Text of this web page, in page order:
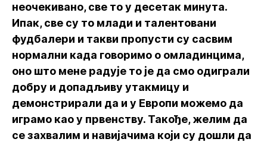
неочекивано, све то у десетак минута.
Ипак, све су то млади и талентовани
фудбалери и такви пропусти су сасвим
нормални када говоримо о омладинцима,
оно што мене радује то је да смо одиграли
добру и допадљиву утакмицу и
демонстрирали да и у Европи можемо да
играмо као у првенству. Такође, желим да
се захвалим и навијачима који су дошли да